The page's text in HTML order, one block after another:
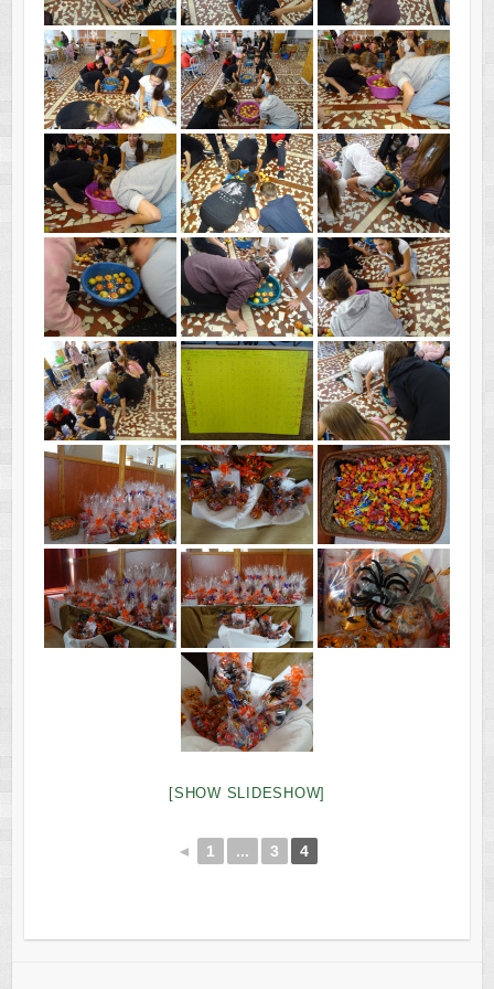
[SHOW SLIDESHOW]
◄ 1 ... 3 4